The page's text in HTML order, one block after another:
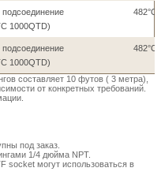
подсоединение
1000QTD)
482°C
подсоединение
1000QTD)
482°C
составляет 10 футов ( 3 метра),
от конкретных требований.
под заказ.
1/4 дюйма NPT.
socket могут использоваться в